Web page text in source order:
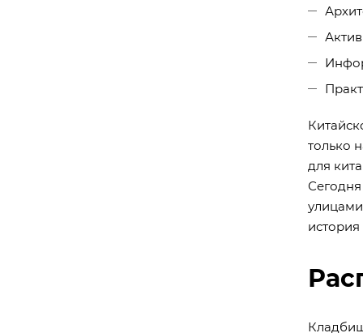
только
для